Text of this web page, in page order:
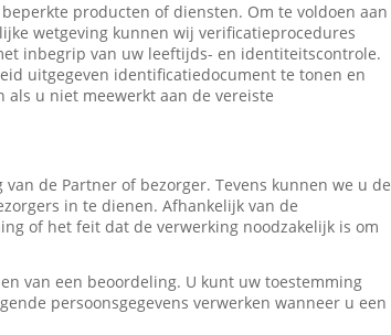
producten of diensten. Om te voldoen aan
wetgeving kunnen wij verificatieprocedures
inbegrip van uw leeftijds- en identiteitscontrole.
uitgegeven identificatiedocument te tonen en
als u niet meewerkt aan de vereiste
de Partner of bezorger. Tevens kunnen we u de
in te dienen. Afhankelijk van de
of het feit dat de verwerking noodzakelijk is om
van een beoordeling. U kunt uw toestemming
persoonsgegevens verwerken wanneer u een